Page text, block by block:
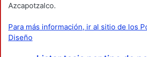
Azcapotzalco.
Para más información, ir al sitio de los
Diseño